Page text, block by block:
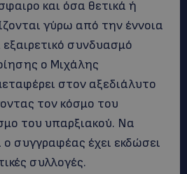
και όσα θετικά ή
γύρω από την έννοια
συνδυασμό
ο Μιχάλης
στον αξεδιάλυτο
τον κόσμο του
του υπαρξιακού. Να
συγγραφέας έχει εκδώσει
συλλογές.